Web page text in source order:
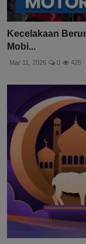
Kecelakaan
Mobi...
Mar 11, 2026 0 425